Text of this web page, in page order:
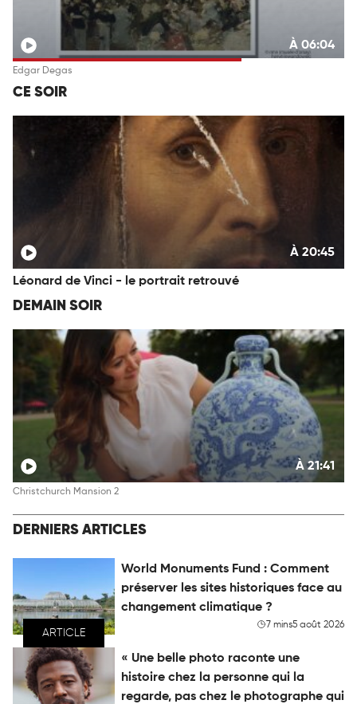
À 06:04
Edgar Degas
CE SOIR
À 20:45
Léonard de Vinci - le portrait retrouvé
DEMAIN SOIR
À 21:41
Christchurch Mansion 2
DERNIERS ARTICLES
ARTICLE
World Monuments Fund : Comment
préserver les sites historiques face au
changement climatique ?
7 mins5 août 2026
« Une belle photo raconte une
histoire chez la personne qui la
regarde, pas chez le photographe qui